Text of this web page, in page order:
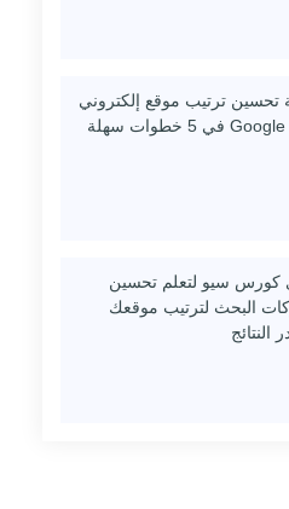
ترتيب موقع إلكتروني
سيو لتعلم تحسين
البحث لترتيب موقعك